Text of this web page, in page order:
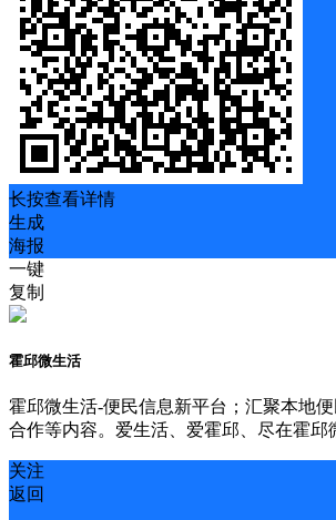
长按查看详情
生成
海报
一键
复制
霍邱微生活
霍邱微生活-便民信息新平台；汇聚本地
合作等内容。爱生活、爱霍邱、尽在霍邱
关注
返回